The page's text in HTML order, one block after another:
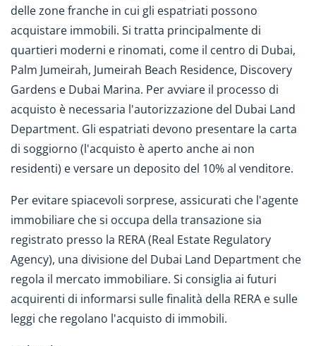
delle zone franche in cui gli espatriati possono
acquistare immobili. Si tratta principalmente di
quartieri moderni e rinomati, come il centro di Dubai,
Palm Jumeirah, Jumeirah Beach Residence, Discovery
Gardens e Dubai Marina. Per avviare il processo di
acquisto è necessaria l'autorizzazione del Dubai Land
Department. Gli espatriati devono presentare la carta
di soggiorno (l'acquisto è aperto anche ai non
residenti) e versare un deposito del 10% al venditore.
Per evitare spiacevoli sorprese, assicurati che l'agente
immobiliare che si occupa della transazione sia
registrato presso la RERA (Real Estate Regulatory
Agency), una divisione del Dubai Land Department che
regola il mercato immobiliare. Si consiglia ai futuri
acquirenti di informarsi sulle finalità della RERA e sulle
leggi che regolano l'acquisto di immobili.